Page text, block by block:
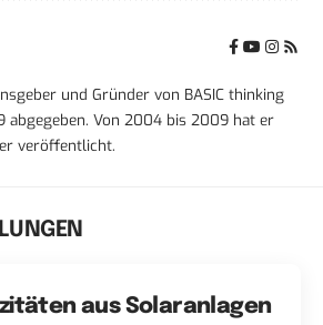
und Gründer von BASIC thinking
abgegeben. Von 2004 bis 2009 hat er
veröffentlicht.
aus Solaranlagen